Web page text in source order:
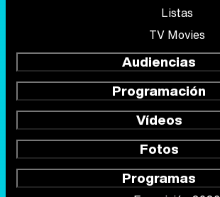
Listas
TV Movies
Audiencias
Programación
Vídeos
Fotos
Programas